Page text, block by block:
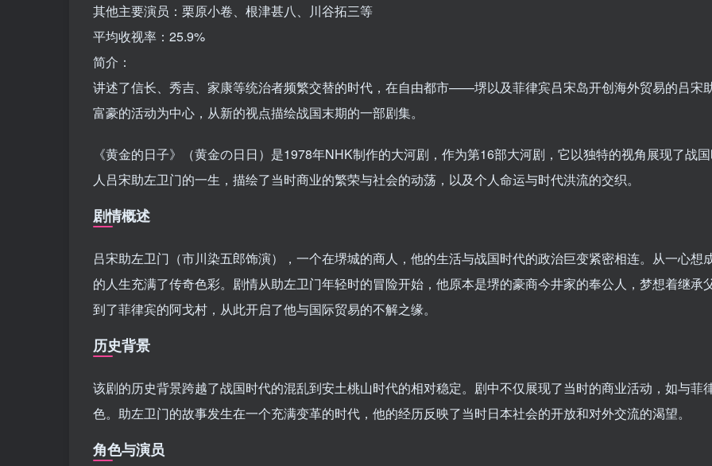
其他主要演员：栗原小卷、根津甚八、川谷拓三等
平均收视率：25.9%
简介：
讲述了信长、秀吉、家康等统治者频繁交替的时代，在自由都市——堺以及菲律宾吕宋岛开创海外贸易的吕宋
富豪的活动为中心，从新的视点描绘战国末期的一部剧集。
《黄金的日子》（黄金の日日）是1978年NHK制作的大河剧，作为第16部大河剧，它以独特的视角展现了战
人吕宋助左卫门的一生，描绘了当时商业的繁荣与社会的动荡，以及个人命运与时代洪流的交织。
剧情概述
吕宋助左卫门（市川染五郎饰演），一个在堺城的商人，他的生活与战国时代的政治巨变紧密相连。从一心
的人生充满了传奇色彩。剧情从助左卫门年轻时的冒险开始，他原本是堺的豪商今井家的奉公人，梦想着继
到了菲律宾的阿戈村，从此开启了他与国际贸易的不解之缘。
历史背景
该剧的历史背景跨越了战国时代的混乱到安土桃山时代的相对稳定。剧中不仅展现了当时的商业活动，如与
色。助左卫门的故事发生在一个充满变革的时代，他的经历反映了当时日本社会的开放和对外交流的渴望。
角色与演员